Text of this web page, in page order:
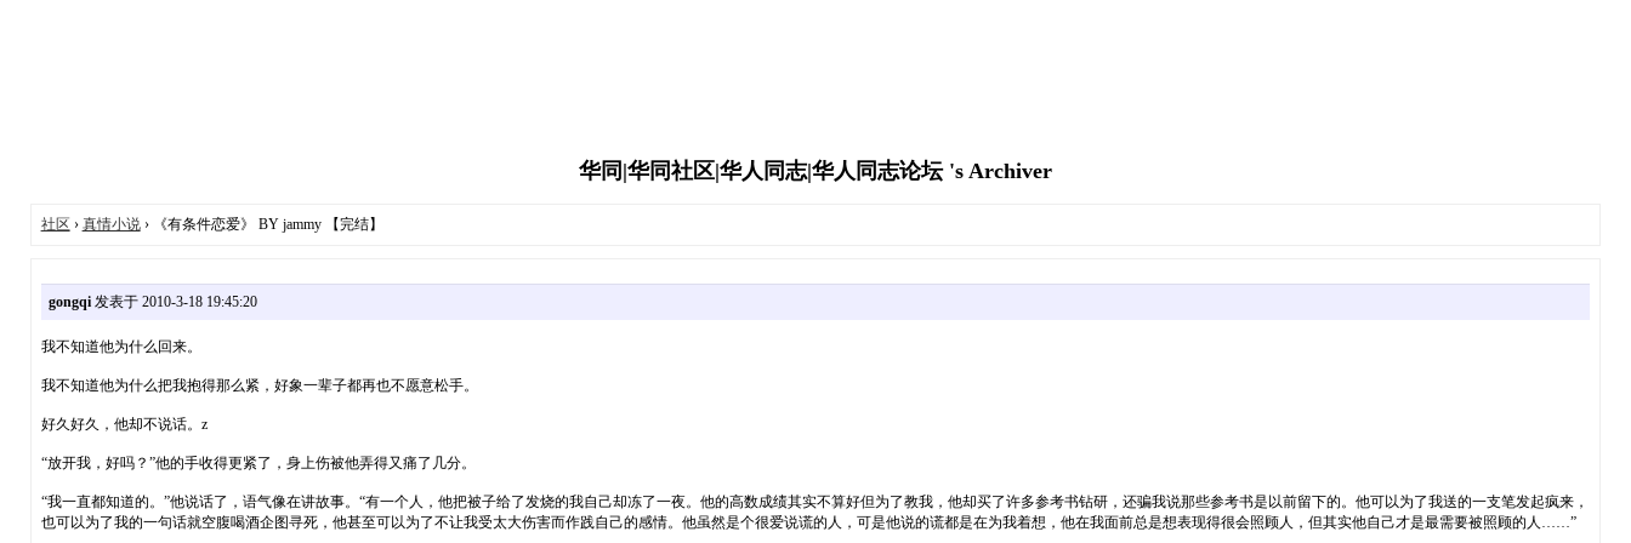
华同|华同社区|华人同志|华人同志论坛 's Archiver
社区› 真情小说› 《有条件恋爱》 BY jammy 【完结】
gongqi发表于 2010-3-18 19:45:20
我不知道他为什么回来。
我不知道他为什么把我抱得那么紧，好象一辈子都再也不愿意松手。
好久好久，他却不说话。z
“放开我，好吗？”他的手收得更紧了，身上伤被他弄得又痛了几分。
“我一直都知道的。”他说话了，语气像在讲故事。“有一个人，他把被子给了发烧的我自己却冻了一夜。他的高数成绩其实不算好但为了教我，他却买了许多参考书钻研，还骗我说那些参考书是以前留下的。他可以为了我送的一支笔发起疯来，
也可以为了我的一句话就空腹喝酒企图寻死，他甚至可以为了不让我受太大伤害而作践自己的感情。他虽然是个很爱说谎的人，可是他说的谎都是在为我着想，他在我面前总是想表现得很会照顾人，但其实他自己才是最需要被照顾的人……”